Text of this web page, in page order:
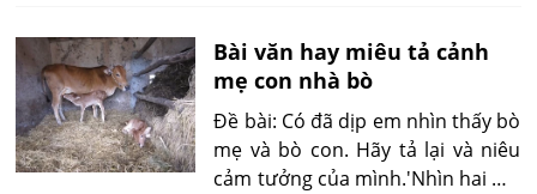
lưng, bá vào cổ ríu ra ríu rít...'
Bài văn hay miêu tả cảnh
mẹ con nhà bò
Đề bài: Có đã dịp em nhìn thấy bò
mẹ và bò con. Hãy tả lại và niêu
cảm tưởng của mình.'Nhìn hai mẹ